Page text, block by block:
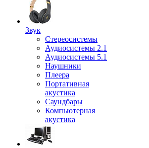
Звук
Стереосистемы
Аудиосистемы 2.1
Аудиосистемы 5.1
Наушники
Плеера
Портативная
акустика
Саундбары
Компьютерная
акустика